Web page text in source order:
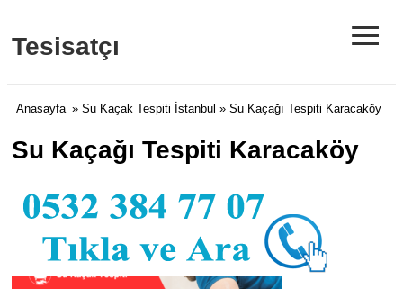
Tesisatçı ≡
Anasayfa » Su Kaçak Tespiti İstanbul » Su Kaçağı Tespiti Karacaköy
Su Kaçağı Tespiti Karacaköy